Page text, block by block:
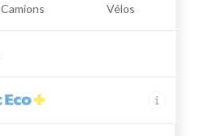
Camions Vélos